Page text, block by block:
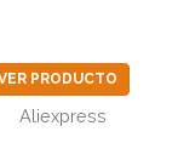
PRODUCTO
Aliexpress